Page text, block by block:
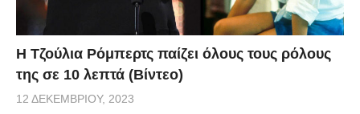
Η Τζούλια Ρόμπερτς παίζει όλους τους ρόλους
της σε 10 λεπτά (Βίντεο)
12 ΔΕΚΕΜΒΡΊΟΥ, 2023